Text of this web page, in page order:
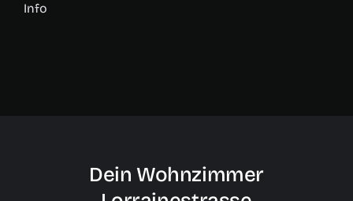
Info
Dein Wohnzimmer